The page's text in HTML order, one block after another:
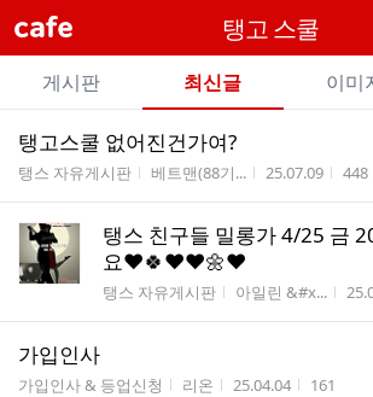
cafe 탱고 스쿨
카
페
메
뉴
게시판 최신글 이미
전
체
글
리
탱고스쿨 없어진건가여?
게시판명
탱스 자유게시판 작성자
베트맨(88기... 작성시간
25.07.09 조회
448
탱스 친구들 밀롱가 4/25 금
요❤️🍀❤️❤️🌼❤️
게시판명
탱스 자유게시판 작성자
아일린 &#x... 작
가입인사
게시판명
가입인사 & 등업신청 작성자
리온 작성시간
25.04.04 조회수
161